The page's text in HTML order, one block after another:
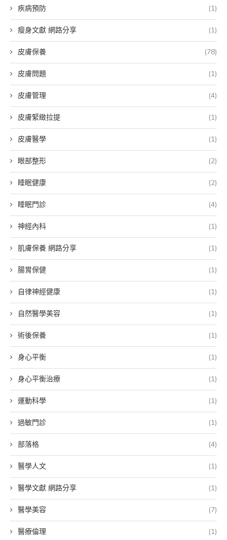
疾病預防 (1)
瘦身文獻 網路分享 (1)
皮膚保養 (78)
皮膚問題 (1)
皮膚管理 (4)
皮膚緊緻拉提 (1)
皮膚醫學 (1)
眼部整形 (2)
睡眠健康 (2)
睡眠門診 (4)
神經內科 (1)
肌膚保養 網路分享 (1)
腸胃保健 (1)
自律神經健康 (1)
自然醫學美容 (1)
術後保養 (1)
身心平衡 (1)
身心平衡治療 (1)
運動科學 (1)
過敏門診 (1)
部落格 (4)
醫學人文 (1)
醫學文獻 網路分享 (1)
醫學美容 (7)
醫療倫理 (1)